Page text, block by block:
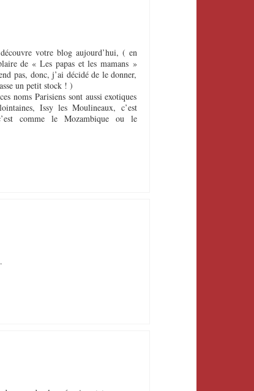
votre blog aujourd’hui, ( en
de « Les papas et les mamans »
pas, donc, j’ai décidé de le donner,
un petit stock ! )
noms Parisiens sont aussi exotiques
Issy les Moulineaux, c’est
comme le Mozambique ou le